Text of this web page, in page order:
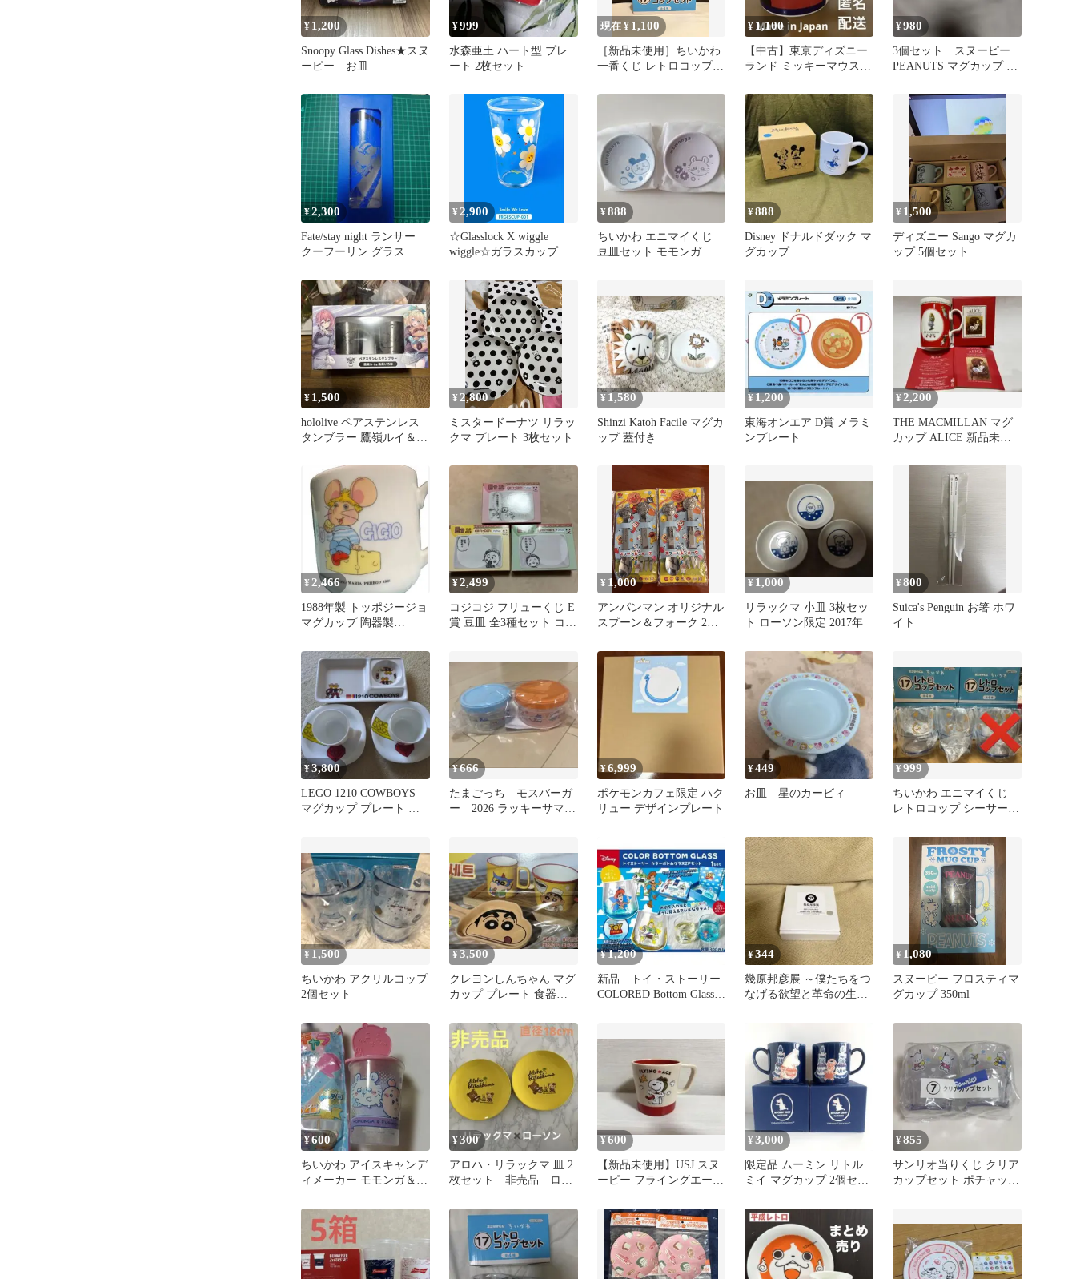
¥ 1,200
Snoopy Glass Dishes★スヌ
ーピー お皿
¥999
水森亜土 ハート型 プレ
ート 2枚セット
現在 ¥ 1,100
［新品未使用］ちいかわ
一番くじ レトロコップセ
¥ 1,100
【中古】東京ディズニー
ランド ミッキーマウス
¥980
3個セット スヌーピー
PEANUTS マグカップ 非
¥2,300
Fate/stay night ランサー
クーフーリン グラス
¥ 2,900
☆Glasslock X wiggle
wiggle☆ガラスカップ
¥888
ちいかわ エニマイくじ
豆皿セット モモンガ 古
¥888
Disney ドナルドダック マ
グカップ
¥ 1,500
ディズニー Sango マグカ
ップ 5個セット
¥ 1,500
hololive ペアステンレス
タンブラー 鷹嶺ルイ＆風
¥ 2,800
ミスタードーナツ リラッ
クマ プレート 3枚セット
¥ 1,580
Shinzi Katoh Facile マグカ
ップ 蓋付き
¥1,200
東海オンエア D賞 メラミ
ンプレート
¥ 2,200
THE MACMILLAN マグ
カップ ALICE 新品未使
¥ 2,466
1988年製 トッポジージョ
マグカップ 陶器製
¥2,499
コジコジ フリューくじ E
賞 豆皿 全3種セット コン
¥ 1,000
アンパンマン オリジナル
スプーン＆フォーク 2セ
¥ 1,000
リラックマ 小皿 3枚セッ
ト ローソン限定 2017年
¥800
Suica's Penguin お箸 ホワ
イト
¥3,800
LEGO 1210 COWBOYS
マグカップ プレート セ
¥666
たまごっち モスバーガ
ー 2026 ラッキーサマー
¥6,999
ポケモンカフェ限定 ハク
リュー デザインプレート
¥449
お皿 星のカービィ
¥999
ちいかわ エニマイくじ
レトロコップ シーサー 2
¥ 1,500
ちいかわ アクリルコップ
2個セット
¥3,500
クレヨンしんちゃん マグ
カップ プレート 食器セ
¥1,200
新品 トイ・ストーリー
COLORED Bottom Glass
¥344
幾原邦彦展 ～僕たちをつ
なげる欲望と革命の生存
¥ 1,080
スヌーピー フロスティマ
グカップ 350ml
¥600
ちいかわ アイスキャンデ
ィメーカー モモンガ＆古
み
¥300
アロハ・リラックマ 皿 2
枚セット 非売品 ロー
¥600
【新品未使用】USJ スヌ
ーピー フライングエース
¥3,000
限定品 ムーミン リトル
ミイ マグカップ 2個セッ
¥855
サンリオ当りくじ クリア
カップセット ポチャッコ